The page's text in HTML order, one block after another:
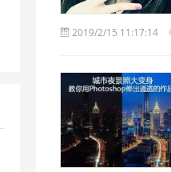
2019/2/15 11:17:14